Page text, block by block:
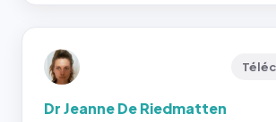
Dr Jeanne De Riedmatten